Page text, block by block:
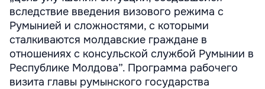
вследствие введения визового режима с
Румынией и сложностями, с которыми
сталкиваются молдавские граждане в
отношениях с консульской службой Румынии в
Республике Молдова”. Программа рабочего
визита главы румынского государства